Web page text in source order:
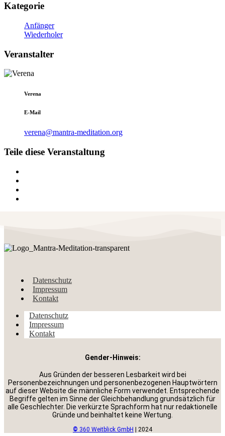
Kategorie
Anfänger
Wiederholer
Veranstalter
Verena
E-Mail
verena@mantra-meditation.org
Teile diese Veranstaltung
Datenschutz
Impressum
Kontakt
Datenschutz
Impressum
Kontakt
Gender-Hinweis:
Aus Gründen der besseren Lesbarkeit wird bei
Personenbezeichnungen und personenbezogenen Hauptwörtern
auf dieser Website die männliche Form verwendet. Entsprechende
Begriffe gelten im Sinne der Gleichbehandlung grundsätzlich für
alle Geschlechter. Die verkürzte Sprachform hat nur redaktionelle
Gründe und beinhaltet keine Wertung.
© 360 Weitblick GmbH | 2024